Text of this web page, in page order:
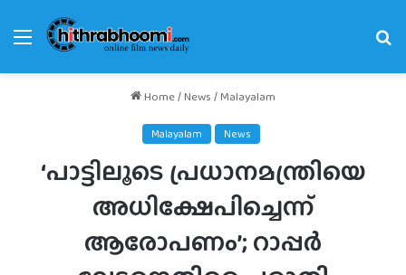
Menu
Home/News / Malayalam
Malayalam News
‘പാട്ടിലൂടെ പ്രധാനമന്ത്രിയെ
അധിക്ഷേപിച്ചെന്ന്
ആരോപണം’; റാപ്പര്‍